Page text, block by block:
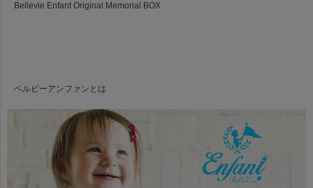
Bellevie Enfant Original Memorial BOX
ベルビーアンファンとは